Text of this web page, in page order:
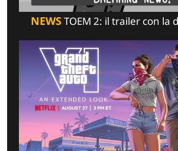
NEWSTOEM 2: il trailer con la